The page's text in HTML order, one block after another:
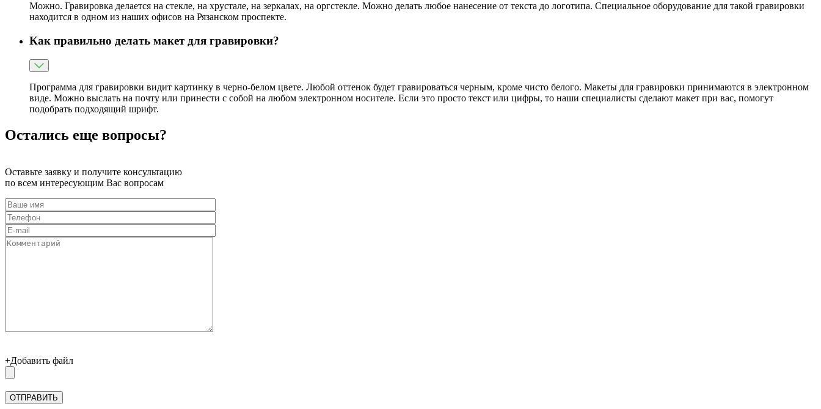
Можно. Гравировка делается на стекле, на хрустале, на зеркалах, на оргстекле. Можно делать любое нанесение от текста до логотипа. Специальное оборудование для такой гравировки
находится в одном из наших офисов на Рязанском проспекте.
Как правильно делать макет для гравировки?
Программа для гравировки видит картинку в черно-белом цвете. Любой оттенок будет гравироваться черным, кроме чисто белого. Макеты для гравировки принимаются в электронном
виде. Можно выслать на почту или принести с собой на любом электронном носителе. Если это просто текст или цифры, то наши специалисты сделают макет при вас, помогут
подобрать подходящий шрифт.
Остались еще вопросы?
Оставьте заявку и получите консультацию
по всем интересующим Вас вопросам
+Добавить файл